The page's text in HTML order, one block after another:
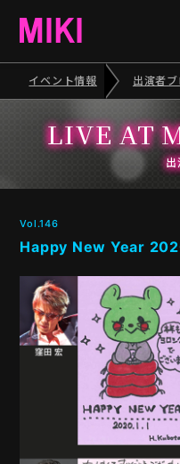
ELECTONE CONCERT
PIANO RECITAL
イベント情報 出演者
LIVE AT
出
Vol.146
Happy New Year